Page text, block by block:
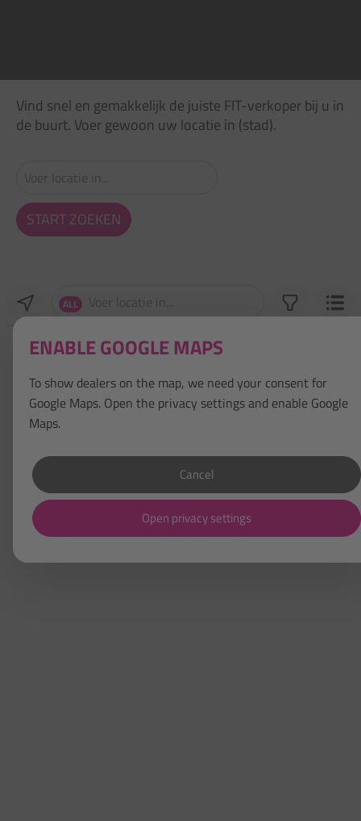
Vind snel en gemakkelijk de juiste FIT-verkoper bij u in
de buurt. Voer gewoon uw locatie in (stad).
START ZOEKEN
ALL
ENABLE GOOGLE MAPS
To show dealers on the map, we need your consent for
Google Maps. Open the privacy settings and enable Google
Maps.
Cancel
Open privacy settings